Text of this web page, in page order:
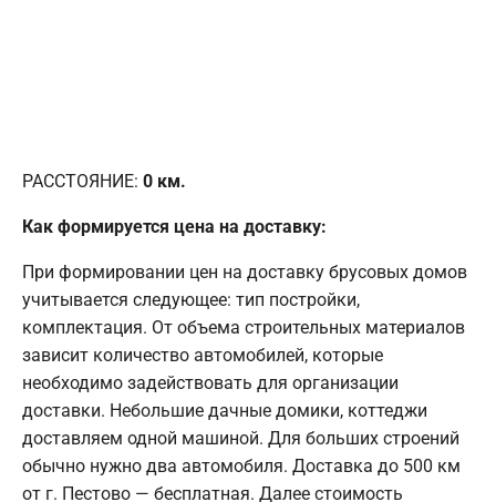
РАССТОЯНИЕ: 0 км.
Как формируется цена на доставку:
При формировании цен на доставку брусовых домов
учитывается следующее: тип постройки,
комплектация. От объема строительных материалов
зависит количество автомобилей, которые
необходимо задействовать для организации
доставки. Небольшие дачные домики, коттеджи
доставляем одной машиной. Для больших строений
обычно нужно два автомобиля. Доставка до 500 км
от г. Пестово — бесплатная. Далее стоимость